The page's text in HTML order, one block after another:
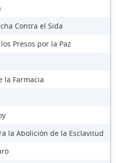
Contra el Sida
Presos por la Paz
la Farmacia
la Abolición de la Esclavitud